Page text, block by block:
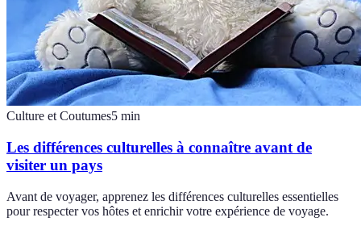
Culture et Coutumes5 min
Les différences culturelles à connaître avant de
visiter un pays
Avant de voyager, apprenez les différences culturelles essentielles
pour respecter vos hôtes et enrichir votre expérience de voyage.